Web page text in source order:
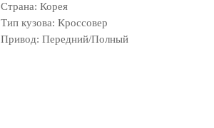
Страна: Корея
Тип кузова: Кроссовер
Привод: Передний/Полный